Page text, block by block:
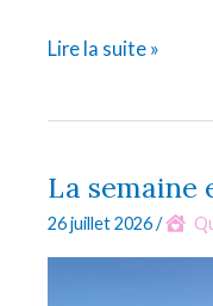
Idéations
Lire la suite »
La semaine
26 juillet 2026/